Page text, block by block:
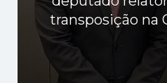
transposição na